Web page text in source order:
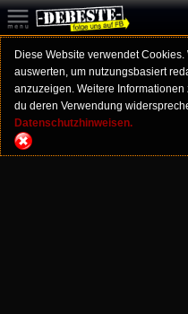
Diese Website verwendet
auswerten, um nutzungsbasiert
anzuzeigen. Weitere
du deren Verwendung
Datenschutzhinweisen.